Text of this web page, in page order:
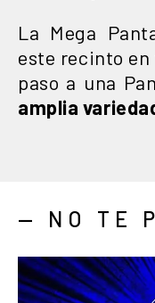
La Mega
este recinto en
paso a una
amplia
— NO TE